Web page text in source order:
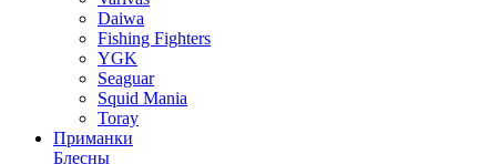
Daiwa
Fishing Fighters
YGK
Seaguar
Squid Mania
Toray
Приманки
Блесны